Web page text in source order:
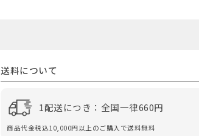
送料について
1配送につき：全国一律660円
商品代金税込10,000円以上のご購入で送料無料